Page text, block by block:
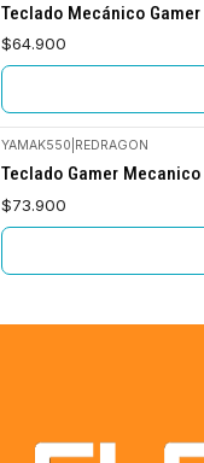
Teclado Mecánico
$64.900
Agotado
YAMAK550 REDRAGON
Teclado Gamer
$73.900